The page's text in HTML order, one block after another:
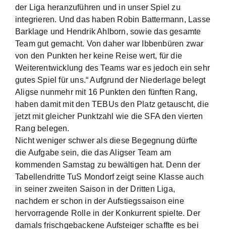
der Liga heranzuführen und in unser Spiel zu
integrieren. Und das haben Robin Battermann, Lasse
Barklage und Hendrik Ahlborn, sowie das gesamte
Team gut gemacht. Von daher war Ibbenbüren zwar
von den Punkten her keine Reise wert, für die
Weiterentwicklung des Teams war es jedoch ein sehr
gutes Spiel für uns.“ Aufgrund der Niederlage belegt
Aligse nunmehr mit 16 Punkten den fünften Rang,
haben damit mit den TEBUs den Platz getauscht, die
jetzt mit gleicher Punktzahl wie die SFA den vierten
Rang belegen.
Nicht weniger schwer als diese Begegnung dürfte
die Aufgabe sein, die das Aligser Team am
kommenden Samstag zu bewältigen hat. Denn der
Tabellendritte TuS Mondorf zeigt seine Klasse auch
in seiner zweiten Saison in der Dritten Liga,
nachdem er schon in der Aufstiegssaison eine
hervorragende Rolle in der Konkurrent spielte. Der
damals frischgebackene Aufsteiger schaffte es bei